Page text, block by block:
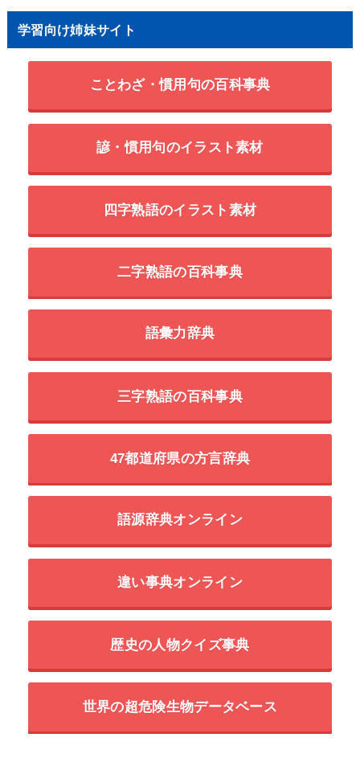
学習向け姉妹サイト
ことわざ・慣用句の百科事典
諺・慣用句のイラスト素材
四字熟語のイラスト素材
二字熟語の百科事典
語彙力辞典
三字熟語の百科事典
47都道府県の方言辞典
語源辞典オンライン
違い事典オンライン
歴史の人物クイズ事典
世界の超危険生物データベース